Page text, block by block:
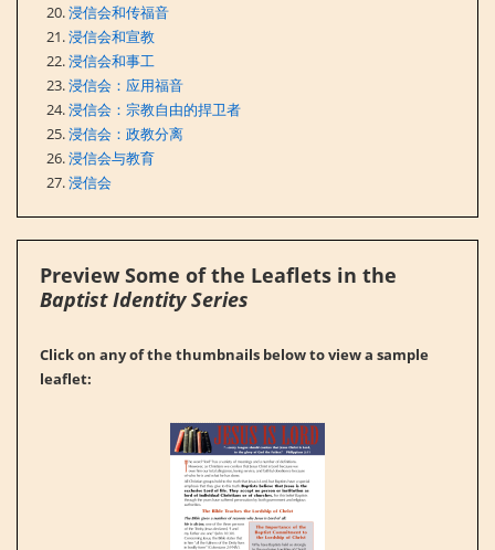
浸信会和传福音
浸信会和宣教
浸信会和事工
浸信会：应用福音
浸信会：宗教自由的捍卫者
浸信会：政教分离
浸信会与教育
浸信会
Preview Some of the Leaflets in the
Baptist Identity Series
Click on any of the thumbnails below to view a sample
leaflet: